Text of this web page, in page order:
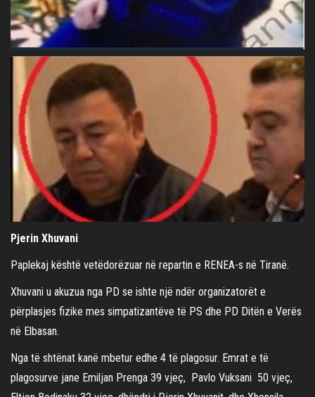
Pjerin Xhuvani
Paplekaj kështë vetëdorëzuar në repartin e RENEA-s në Tiranë.
Xhuvani u akuzua nga PD se ishte një ndër organizatorët e
përplasjes fizike mes simpatizantëve të PS dhe PD Ditën e Verës
në Elbasan.
Nga të shtënat kanë mbetur edhe 4 të plagosur. Emrat e të
plagosurve jane Emiljan Prenga 39 vjeç, Pavlo Vuksani 50 vjeç,